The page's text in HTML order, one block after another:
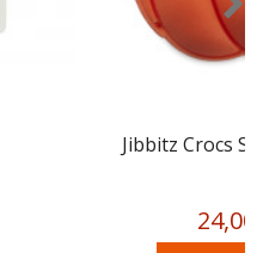
Jibbitz Crocs